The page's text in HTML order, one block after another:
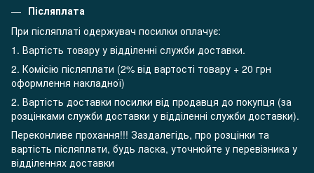
Післяплата
При післяплаті одержувач посилки оплачує:
1. Вартість товару у відділенні служби доставки.
2. Комісію післяплати (2% від вартості товару + 20 грн
оформлення накладної)
2. Вартість доставки посилки від продавця до покупця (за
розцінками служби доставки у відділенні служби доставки).
Переконливе прохання!!! Заздалегідь, про розцінки та
вартість післяплати, будь ласка, уточнюйте у перевізника у
відділеннях доставки